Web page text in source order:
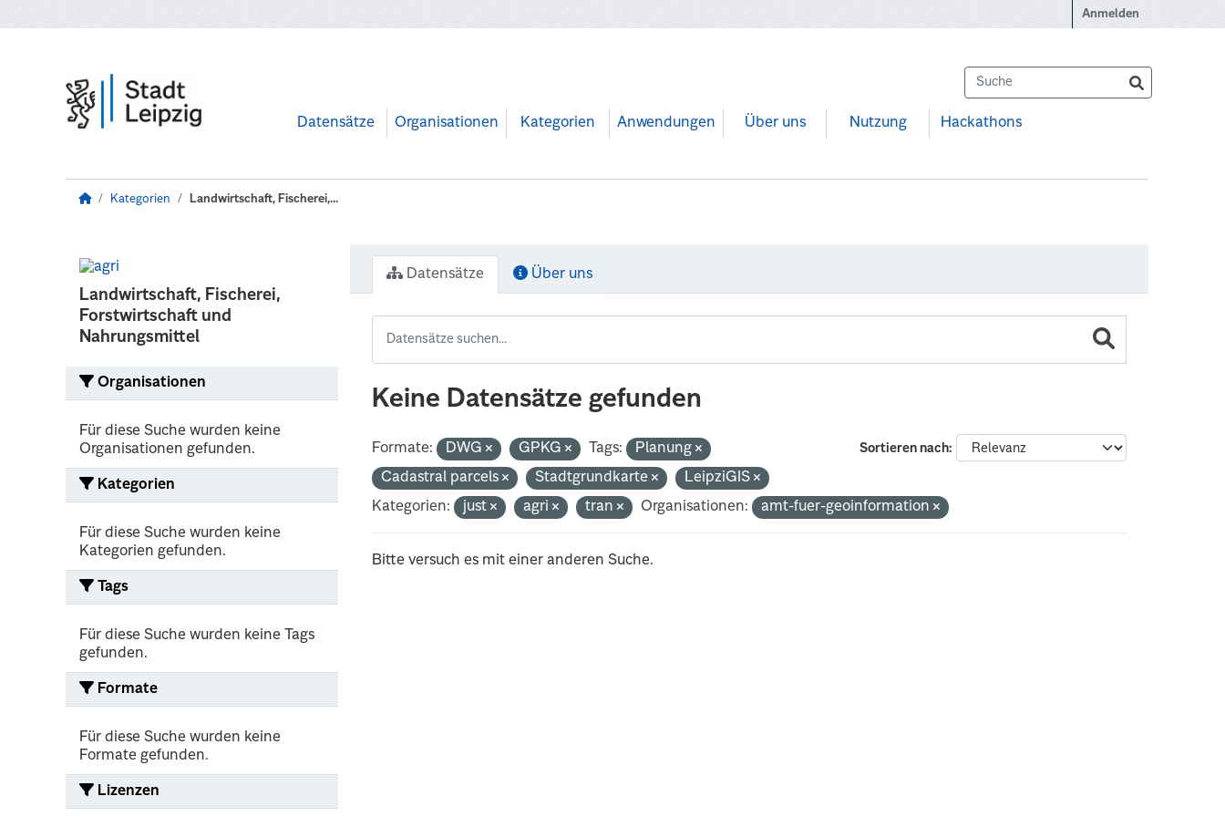
Anmelden
Datensätze Organisationen Kategorien Anwendungen Über uns Nutzung Hackathons
Kategorien Landwirtschaft, Fischerei,...
Landwirtschaft, Fischerei,
Forstwirtschaft und
Nahrungsmittel
Organisationen
Für diese Suche wurden keine
Organisationen gefunden.
Kategorien
Für diese Suche wurden keine
Kategorien gefunden.
Tags
Für diese Suche wurden keine Tags
gefunden.
Formate
Für diese Suche wurden keine
Formate gefunden.
Lizenzen
Datensätze Über uns
Keine Datensätze gefunden
Sortieren nach
Formate: DWG GPKG Tags:
Planung
Cadastral parcels
Stadtgrundkarte
LeipziGIS
Kategorien:
just agri tran Organisationen: amt-fuer-geoinformation
Bitte versuch es mit einer anderen Suche.